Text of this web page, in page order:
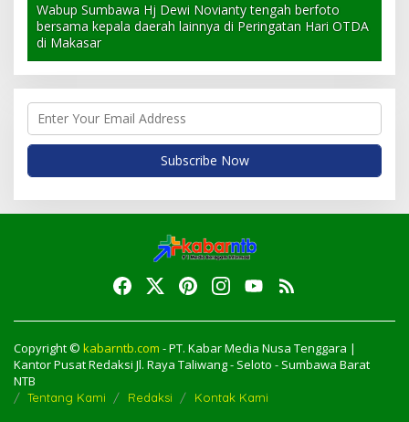
Wabup Sumbawa Hj Dewi Novianty tengah berfoto
bersama kepala daerah lainnya di Peringatan Hari OTDA
di Makasar
Copyright © kabarntb.com - PT. Kabar Media Nusa Tenggara |
Kantor Pusat Redaksi Jl. Raya Taliwang - Seloto - Sumbawa Barat
NTB
Tentang Kami Redaksi Kontak Kami